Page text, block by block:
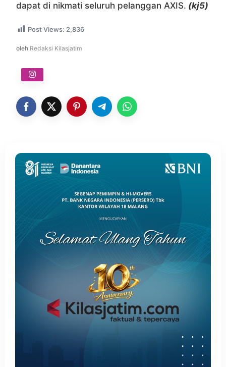
dapat di nikmati seluruh pelanggan AXIS. (kj5)
Post Views: 2,836
oleh Redaksi Kilasjatim